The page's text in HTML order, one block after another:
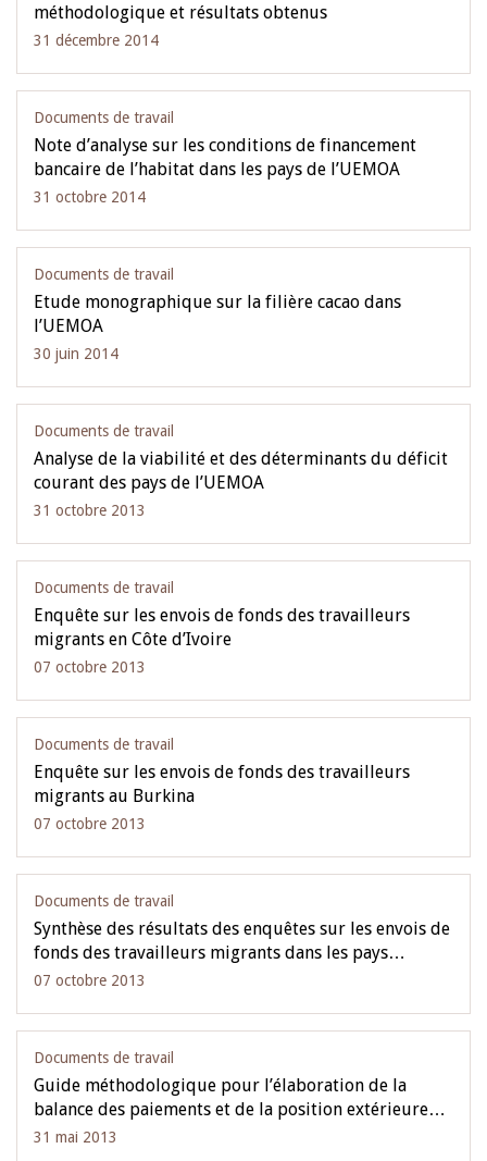
méthodologique et résultats obtenus
31 décembre 2014
Documents de travail
Note d’analyse sur les conditions de financement
bancaire de l’habitat dans les pays de l’UEMOA
31 octobre 2014
Documents de travail
Etude monographique sur la filière cacao dans
l’UEMOA
30 juin 2014
Documents de travail
Analyse de la viabilité et des déterminants du déficit
courant des pays de l’UEMOA
31 octobre 2013
Documents de travail
Enquête sur les envois de fonds des travailleurs
migrants en Côte d’Ivoire
07 octobre 2013
Documents de travail
Enquête sur les envois de fonds des travailleurs
migrants au Burkina
07 octobre 2013
Documents de travail
Synthèse des résultats des enquêtes sur les envois de
fonds des travailleurs migrants dans les pays…
07 octobre 2013
Documents de travail
Guide méthodologique pour l’élaboration de la
balance des paiements et de la position extérieure…
31 mai 2013